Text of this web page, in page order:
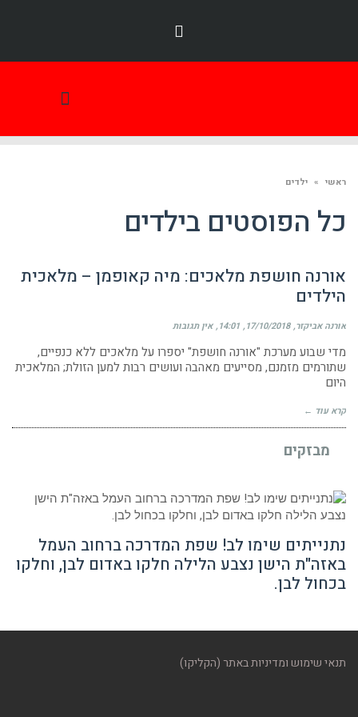
ראשי » ילדים
כל הפוסטים בילדים
אורנה חושפת מלאכים: מיה קאופמן – מלאכית
הילדים
אורנה אביקזר 17/10/2018
14:01 אין תגובות
מדי שבוע מערכת "אורנה חושפת" יספרו על מלאכים ללא כנפיים,
שתורמים מזמנם, מסייעים מאהבה ועושים רבות למען הזולת; המלאכית
היום
קרא עוד ←
מבזקים
נתנייתים שימו לב! שפת המדרכה ברחוב העמל
באזה"ת הישן נצבע הלילה חלקו באדום לבן, וחלקו
בכחול לבן.
תנאי שימוש ומדיניות באתר (הקליקו)